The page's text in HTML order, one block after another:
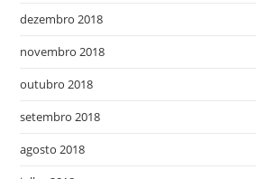
dezembro 2018
novembro 2018
outubro 2018
setembro 2018
agosto 2018